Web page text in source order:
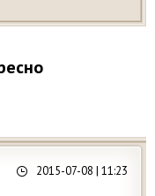
2015-07-08 | 11:23